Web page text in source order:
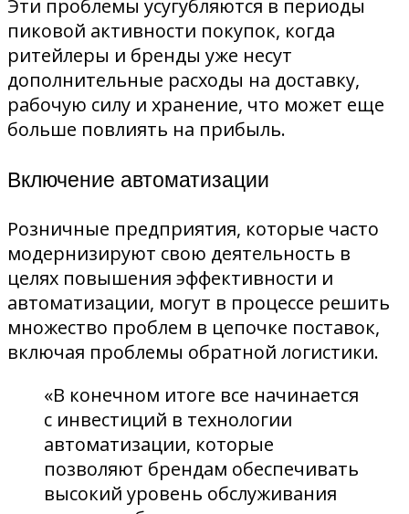
Эти проблемы усугубляются в периоды
пиковой активности покупок, когда
ритейлеры и бренды уже несут
дополнительные расходы на доставку,
рабочую силу и хранение, что может еще
больше повлиять на прибыль.
Включение автоматизации
Розничные предприятия, которые часто
модернизируют свою деятельность в
целях повышения эффективности и
автоматизации, могут в процессе решить
множество проблем в цепочке поставок,
включая проблемы обратной логистики.
«В конечном итоге все начинается
с инвестиций в технологии
автоматизации, которые
позволяют брендам обеспечивать
высокий уровень обслуживания